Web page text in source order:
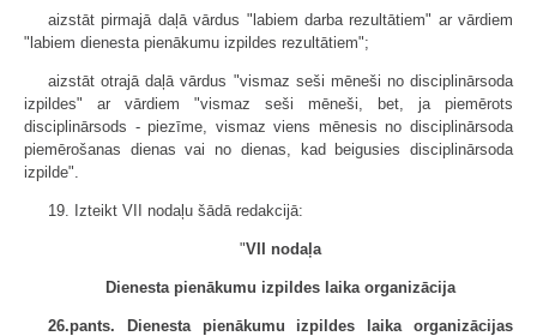
aizstāt pirmajā daļā vārdus "labiem darba rezultātiem" ar vārdiem
"labiem dienesta pienākumu izpildes rezultātiem";
aizstāt otrajā daļā vārdus "vismaz seši mēneši no disciplinārsoda
izpildes" ar vārdiem "vismaz seši mēneši, bet, ja piemērots
disciplinārsods - piezīme, vismaz viens mēnesis no disciplinārsoda
piemērošanas dienas vai no dienas, kad beigusies disciplinārsoda
izpilde".
19. Izteikt VII nodaļu šādā redakcijā:
"VII nodaļa
Dienesta pienākumu izpildes laika organizācija
26.pants. Dienesta pienākumu izpildes laika organizācijas